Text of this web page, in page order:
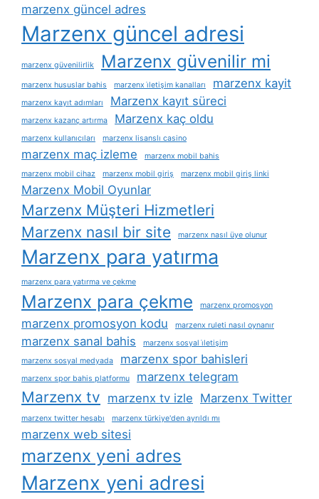
marzenx güncel adres
Marzenx güncel adresi
marzenx güvenilirlik Marzenx güvenilir mi
marzenx hususlar bahis marzenx i̇letişim kanalları marzenx kayit
marzenx kayıt adımları Marzenx kayıt süreci
marzenx kazanç artırma Marzenx kaç oldu
marzenx kullanıcıları marzenx lisanslı casino
marzenx maç izleme
marzenx mobil bahis
marzenx mobil cihaz
marzenx mobil giriş marzenx mobil giriş linki
Marzenx Mobil Oyunlar
Marzenx Müşteri Hizmetleri
Marzenx nasıl bir site
marzenx nasıl üye olunur
Marzenx para yatırma
marzenx para yatırma ve çekme
Marzenx para çekme marzenx promosyon
marzenx promosyon kodu marzenx ruleti nasıl oynanır
marzenx sanal bahis
marzenx sosyal i̇letişim
marzenx sosyal medyada
marzenx spor bahisleri
marzenx spor bahis platformu marzenx telegram
Marzenx tv marzenx tv izle Marzenx Twitter
marzenx twitter hesabı marzenx türkiye'den ayrıldı mı
marzenx web sitesi
marzenx yeni adres
Marzenx yeni adresi